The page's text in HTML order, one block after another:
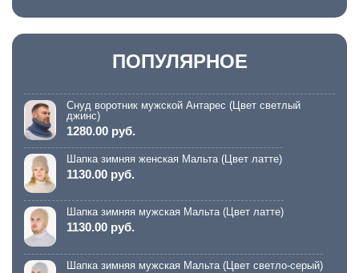
ПОПУЛЯРНОЕ
Снуд воротник мужской Антарес (Цвет светлый
джинс)
1280.00 руб.
Шапка зимняя женская Мальта (Цвет латте)
1130.00 руб.
Шапка зимняя мужская Мальта (Цвет латте)
1130.00 руб.
Шапка зимняя мужская Мальта (Цвет светло-серый)